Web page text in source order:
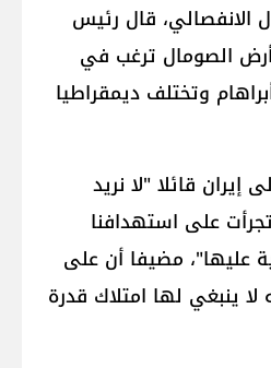
الانفصالي، قال رئيس
"أرض الصومال ترغب في
وتختلف ديمقراطيا
​إيران​ قائلا "لا نريد
على استهدافنا
عليها"، مضيفا أن على
ينبغي لها امتلاك قدرة